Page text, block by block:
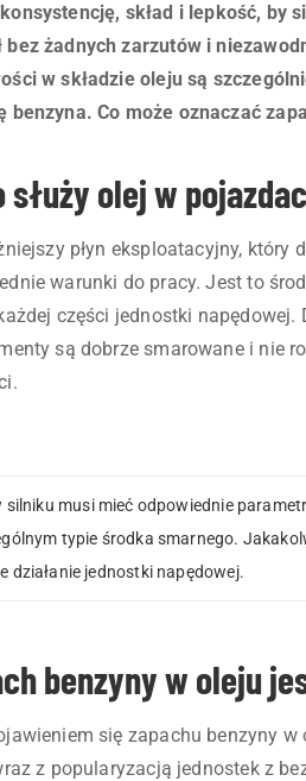
skład i lepkość, by
bez żadnych zarzutów i
w składzie oleju są
benzyna. Co może oznaczać
służy olej w
płyn eksploatacyjny, który
warunki do pracy. Jest to
części jednostki napędowej.
są dobrze smarowane i nie
silniku musi mieć odpowiednie
typie środka smarnego.
działanie jednostki napędowej.
benzyny w oleju
się zapachu benzyny
z popularyzacją jednostek z